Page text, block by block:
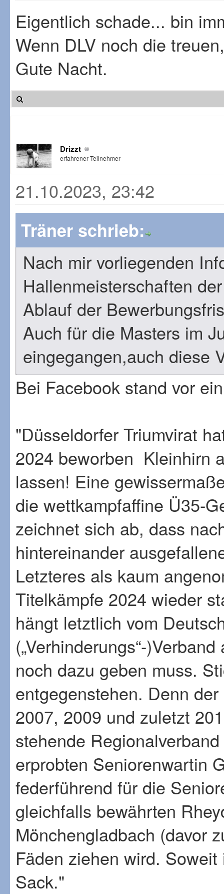
Eigentlich schade... bin
Wenn DLV noch die
Gute Nacht.
Drizzt
erfahrener Teilnehmer
21.10.2023, 23:42
Träner schrieb:
Nach mir vorliegenden
Hallenmeisterschaften
Ablauf der
Auch für die Masters im
eingegangen,auch diese
Bei Facebook stand vor
"Düsseldorfer Triumvirat
2024 beworben Kleinhirn
lassen! Eine
die wettkampfaffine Ü35-
zeichnet sich ab, dass
hintereinander
Letzteres als kaum
Titelkämpfe 2024 wieder
hängt letztlich vom
(„Verhinderungs“-
noch dazu geben muss.
entgegenstehen. Denn
2007, 2009 und zuletzt
stehende
erprobten Seniorenwartin
federführend für die
gleichfalls bewährten
Mönchengladbach (davor
Fäden ziehen wird.
Sack."